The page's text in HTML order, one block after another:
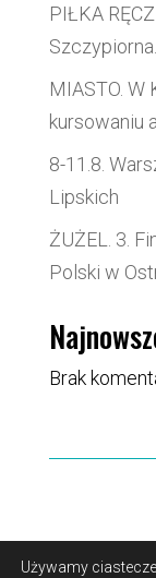
PIŁKA
MIASTO. W
kursowaniu
8-11.8.
Lipskich
ŻUŻEL. 3.
Polski w
Brak
O portalu/
Używamy